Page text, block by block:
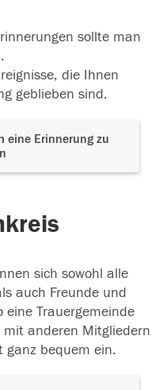
sollte man
die Ihnen
geblieben sind.
eine Erinnerung zu
sich sowohl alle
auch Freunde und
Trauergemeinde
anderen Mitgliedern
ganz bequem ein.